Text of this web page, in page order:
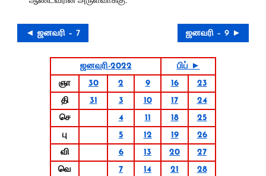
◄ ஜனவரி – 7 ஜனவரி – 9 ►
ஜனவரி-2022
பிப் ►
ஞா
30 2 9 16
23
தி
31 3 10 17
24
செ
4 11 18
25
பு
5 12 19
26
வி
6 13 20
27
வெ
7 14 21
28